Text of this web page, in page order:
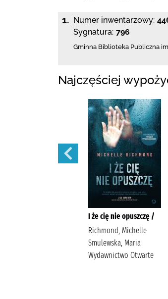
1. Numer inwentarzowy:
Sygnatura: 796
Gminna Biblioteka Publiczna
Najczęściej
I że cię nie opuszczę /
Richmond, Michelle
Smulewska, Maria
Wydawnictwo Otwarte